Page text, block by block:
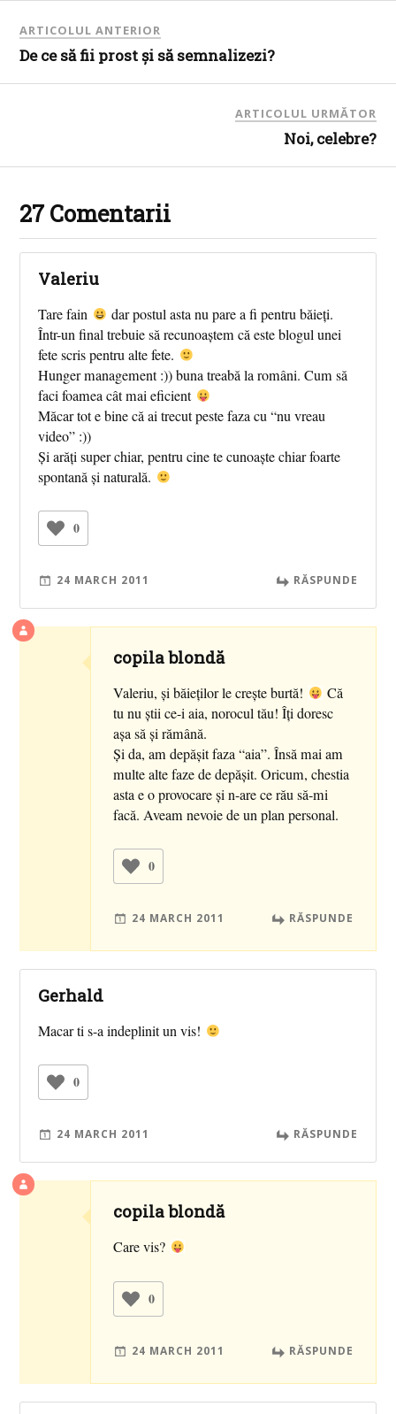
ARTICOLUL ANTERIOR
De ce să fii prost şi să semnalizezi?
ARTICOLUL URMĂTOR
Noi, celebre?
27 Comentarii
Valeriu
Tare fain
dar postul asta nu pare a fi pentru băieți.
Într-un final trebuie să recunoaștem că este blogul unei
fete scris pentru alte fete.
Hunger management :)) buna treabă la români. Cum să
faci foamea cât mai eficient
Măcar tot e bine că ai trecut peste faza cu “nu vreau
video” :))
Și arăți super chiar, pentru cine te cunoaște chiar foarte
spontană și naturală.
0
24 MARCH 2011 RĂSPUNDE
copila blondă
Valeriu, şi băieţilor le creşte burtă!
Că
tu nu ştii ce-i aia, norocul tău! Îţi doresc
aşa să şi rămână.
Şi da, am depăşit faza “aia”. Însă mai am
multe alte faze de depăşit. Oricum, chestia
asta e o provocare şi n-are ce rău să-mi
facă. Aveam nevoie de un plan personal.
0
24 MARCH 2011 RĂSPUNDE
Gerhald
Macar ti s-a indeplinit un vis!
0
24 MARCH 2011 RĂSPUNDE
copila blondă
Care vis?
0
24 MARCH 2011 RĂSPUNDE